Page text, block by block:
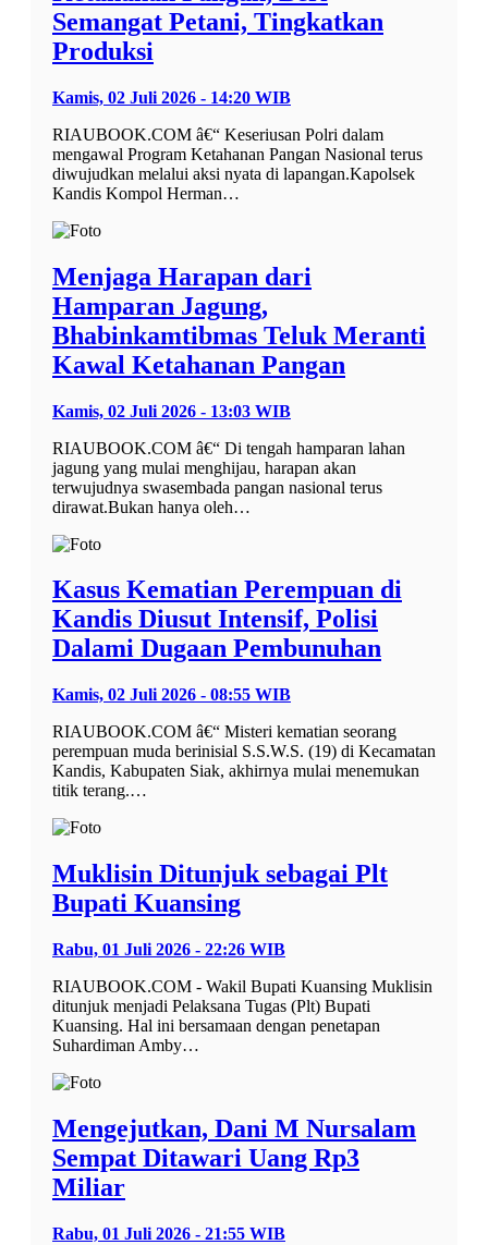
Semangat Petani, Tingkatkan
Produksi
Kamis, 02 Juli 2026 - 14:20 WIB
RIAUBOOK.COM â€“ Keseriusan Polri dalam
mengawal Program Ketahanan Pangan Nasional terus
diwujudkan melalui aksi nyata di lapangan.Kapolsek
Kandis Kompol Herman…
Menjaga Harapan dari
Hamparan Jagung,
Bhabinkamtibmas Teluk Meranti
Kawal Ketahanan Pangan
Kamis, 02 Juli 2026 - 13:03 WIB
RIAUBOOK.COM â€“ Di tengah hamparan lahan
jagung yang mulai menghijau, harapan akan
terwujudnya swasembada pangan nasional terus
dirawat.Bukan hanya oleh…
Kasus Kematian Perempuan di
Kandis Diusut Intensif, Polisi
Dalami Dugaan Pembunuhan
Kamis, 02 Juli 2026 - 08:55 WIB
RIAUBOOK.COM â€“ Misteri kematian seorang
perempuan muda berinisial S.S.W.S. (19) di Kecamatan
Kandis, Kabupaten Siak, akhirnya mulai menemukan
titik terang.…
Muklisin Ditunjuk sebagai Plt
Bupati Kuansing
Rabu, 01 Juli 2026 - 22:26 WIB
RIAUBOOK.COM - Wakil Bupati Kuansing Muklisin
ditunjuk menjadi Pelaksana Tugas (Plt) Bupati
Kuansing. Hal ini bersamaan dengan penetapan
Suhardiman Amby…
Mengejutkan, Dani M Nursalam
Sempat Ditawari Uang Rp3
Miliar
Rabu, 01 Juli 2026 - 21:55 WIB